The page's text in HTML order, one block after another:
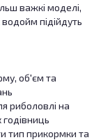
важкі моделі,
підійдуть
об'єм та
риболовлі на
тип прикормки та